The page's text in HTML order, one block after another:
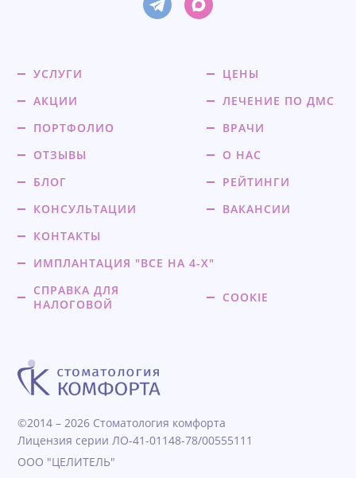
УСЛУГИ
ЦЕНЫ
АКЦИИ
ЛЕЧЕНИЕ ПО ДМС
ПОРТФОЛИО
ВРАЧИ
ОТЗЫВЫ
О НАС
БЛОГ
РЕЙТИНГИ
КОНСУЛЬТАЦИИ
ВАКАНСИИ
КОНТАКТЫ
ИМПЛАНТАЦИЯ "ВСЕ НА 4-Х"
СПРАВКА ДЛЯ
НАЛОГОВОЙ
COOKIE
©2014 – 2026 Стоматология комфорта
Лицензия серии ЛО-41-01148-78/00555111
ООО "ЦЕЛИТЕЛЬ"